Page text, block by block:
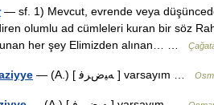
— sf. 1) Mevcut, evrende veya
olumlu ad cümleleri kuran bir söz
her şey Elimizden alınan… …
— (A.) [ ﻪﻴﺽﺮﻓ ] varsayım …